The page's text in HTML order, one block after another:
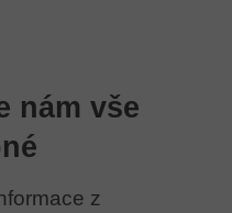
nám vše
z